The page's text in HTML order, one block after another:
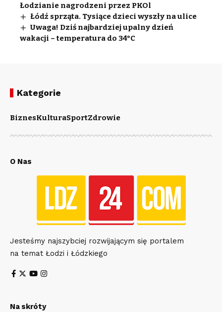
Łodzianie nagrodzeni przez PKOl
Łódź sprząta. Tysiące dzieci wyszły na ulice
Uwaga! Dziś najbardziej upalny dzień
wakacji – temperatura do 34°C
Kategorie
BiznesKulturaSportZdrowie
O Nas
Jesteśmy najszybciej rozwijającym się portalem
na temat Łodzi i Łódzkiego
Na skróty